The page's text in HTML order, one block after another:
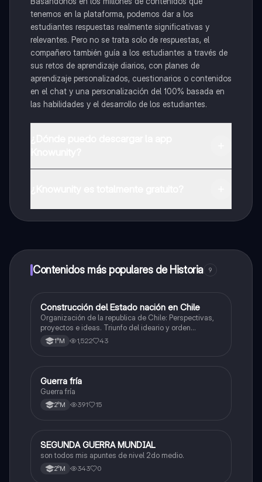
tenemos en la plataforma, podemos dar a los
estudiantes respuestas realmente significativas y
relevantes. Pero no se trata solo de respuestas, el
compañero también guía a los estudiantes a través de
sus retos de aprendizaje diarios, con planes de
aprendizaje personalizados, cuestionarios o contenidos
en el chat y una personalización del 100% basada en
las habilidades y el desarrollo de los estudiantes.
a determinadas funciones.
Contenidos más populares de Historia 9
Historia
Construcción del Estado nación en Chile
Organización de la republica de Chile: Perspectivas,
proyectos e ideas. Triunfo del ideario y orden
conservador. Constitución de 1833. "Era Portaliana"
1°M 1,522 43
Historia
Guerra fría
Guerra fría
2°M 391 15
Historia
SEGUNDA GUERRA MUNDIAL
son todos mis apuntes de nivel 2do medio.
2°M 343 0